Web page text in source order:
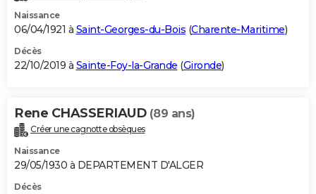
Naissance
06/04/1921 à Saint-Georges-du-Bois (Charente-Maritime)
Décès
22/10/2019 à Sainte-Foy-la-Grande (Gironde)
Rene CHASSERIAUD (89 ans)
Créer une cagnotte obsèques
Naissance
29/05/1930 à DEPARTEMENT D'ALGER
Décès